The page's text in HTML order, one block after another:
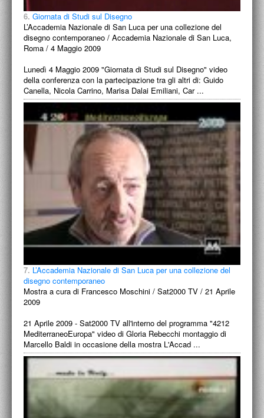
6. Giornata di Studi sul Disegno
L’Accademia Nazionale di San Luca per una collezione del
disegno contemporaneo / Accademia Nazionale di San Luca,
Roma / 4 Maggio 2009
Lunedì 4 Maggio 2009 "Giornata di Studi sul Disegno" video
della conferenza con la partecipazione tra gli altri di: Guido
Canella, Nicola Carrino, Marisa Dalai Emiliani, Car ...
7. L’Accademia Nazionale di San Luca per una collezione del
disegno contemporaneo
Mostra a cura di Francesco Moschini / Sat2000 TV / 21 Aprile
2009
21 Aprile 2009 - Sat2000 TV all'interno del programma "4212
MediterraneoEuropa" video di Gloria Rebecchi montaggio di
Marcello Baldi in occasione della mostra L'Accad ...